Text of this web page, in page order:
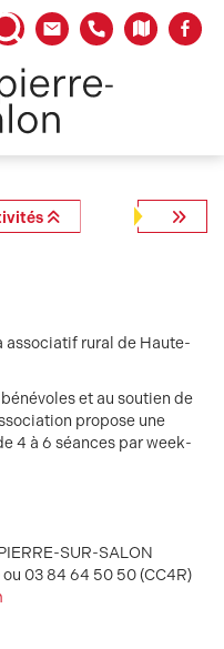
associatif rural de Haute-
et au soutien de
propose une
4 à 6 séances par week-
SUR-SALON
ou 03 84 64 50 50 (CC4R)